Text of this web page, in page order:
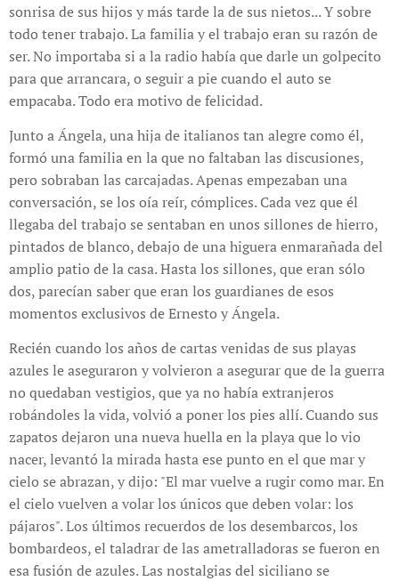
sonrisa de sus hijos y más tarde la de sus nietos... Y sobre
todo tener trabajo. La familia y el trabajo eran su razón de
ser. No importaba si a la radio había que darle un golpecito
para que arrancara, o seguir a pie cuando el auto se
empacaba. Todo era motivo de felicidad.
Junto a Ángela, una hija de italianos tan alegre como él,
formó una familia en la que no faltaban las discusiones,
pero sobraban las carcajadas. Apenas empezaban una
conversación, se los oía reír, cómplices. Cada vez que él
llegaba del trabajo se sentaban en unos sillones de hierro,
pintados de blanco, debajo de una higuera enmarañada del
amplio patio de la casa. Hasta los sillones, que eran sólo
dos, parecían saber que eran los guardianes de esos
momentos exclusivos de Ernesto y Ángela.
Recién cuando los años de cartas venidas de sus playas
azules le aseguraron y volvieron a asegurar que de la guerra
no quedaban vestigios, que ya no había extranjeros
robándoles la vida, volvió a poner los pies allí. Cuando sus
zapatos dejaron una nueva huella en la playa que lo vio
nacer, levantó la mirada hasta ese punto en el que mar y
cielo se abrazan, y dijo: "El mar vuelve a rugir como mar. En
el cielo vuelven a volar los únicos que deben volar: los
pájaros". Los últimos recuerdos de los desembarcos, los
bombardeos, el taladrar de las ametralladoras se fueron en
esa fusión de azules. Las nostalgias del siciliano se